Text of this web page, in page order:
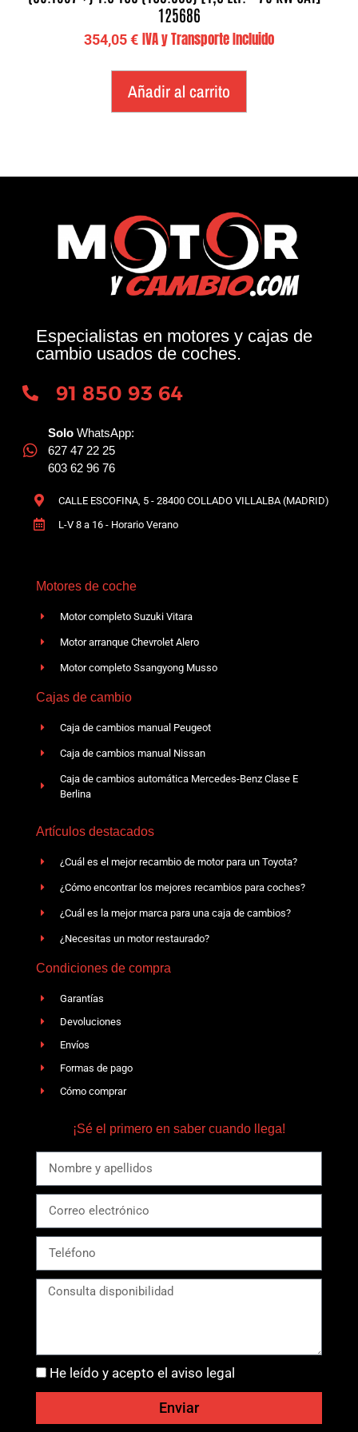
125686
354,05€ IVA y Transporte Incluido
Añadir al carrito
Especialistas en motores y cajas de
cambio usados de coches.
91 850 93 64
Solo WhatsApp:
627 47 22 25
603 62 96 76
CALLE ESCOFINA, 5 - 28400 COLLADO VILLALBA (MADRID)
L-V 8 a 16 - Horario Verano
Motores de coche
Motor completo Suzuki Vitara
Motor arranque Chevrolet Alero
Motor completo Ssangyong Musso
Cajas de cambio
Caja de cambios manual Peugeot
Caja de cambios manual Nissan
Caja de cambios automática Mercedes-Benz Clase E
Berlina
Artículos destacados
¿Cuál es el mejor recambio de motor para un Toyota?
¿Cómo encontrar los mejores recambios para coches?
¿Cuál es la mejor marca para una caja de cambios?
¿Necesitas un motor restaurado?
Condiciones de compra
Garantías
Devoluciones
Envíos
Formas de pago
Cómo comprar
¡Sé el primero en saber cuando llega!
He leído y acepto el aviso legal
Enviar